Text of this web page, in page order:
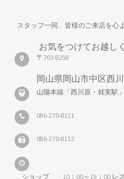
スタッフ一同、皆様のご来店を心
お気をつけてお越し
〒703-8258
岡山県岡山市中区西
山陽本線「西川原・就実駅
086-270-8111
086-270-8112
ショップ 10：00～19：00 レ